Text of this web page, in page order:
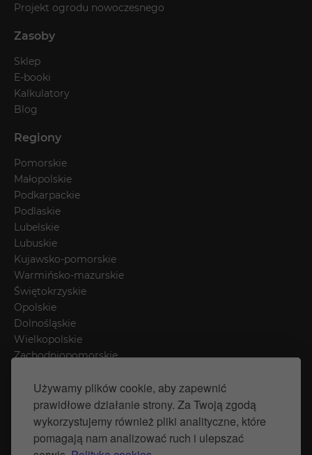
Używamy plików cookie, aby zapewnić
prawidłowe działanie strony. Za Twoją zgodą
wykorzystujemy również pliki analityczne, które
pomagają nam analizować ruch i ulepszać
Projekt ogrodu nowoczesnego
Zasoby
Sklep
E-booki
Kalkulatory
Blog
Regiony
Pomorskie
Małopolskie
Podkarpackie
Podlaskie
Lubelskie
Lubuskie
Kujawsko-pomorskie
Warmińsko-mazurskie
Świętokrzyskie
Opolskie
Dolnośląskie
Wielkopolskie
Zachodniopomorskie
Mazowieckie
Śląskie
Polityka prywatności